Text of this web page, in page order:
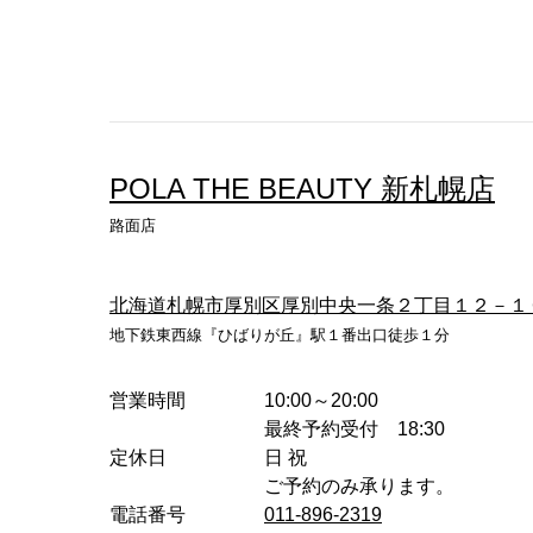
POLA THE BEAUTY 新札幌店
路面店
北海道札幌市厚別区厚別中央一条２丁目１２－１
地下鉄東西線『ひばりが丘』駅１番出口徒歩１分
営業時間
10:00～20:00
最終予約受付 18:30
定休日
日 祝
ご予約のみ承ります。
電話番号
011-896-2319